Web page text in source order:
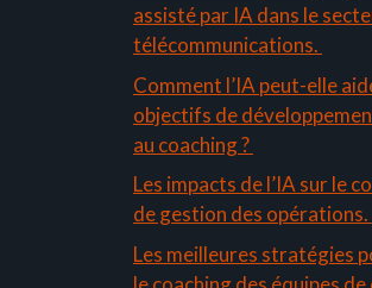
assisté par IA dans le
télécommunications.
Comment l’IA peut-elle
objectifs de
au coaching ?
Les impacts de l’IA sur le
de gestion des opérations.
Les meilleures stratégies